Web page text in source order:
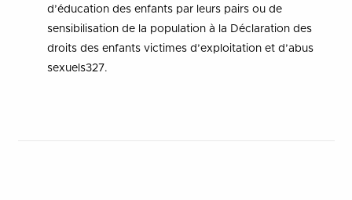
d’éducation des enfants par leurs pairs ou de
sensibilisation de la population à la Déclaration des
droits des enfants victimes d’exploitation et d’abus
sexuels327.